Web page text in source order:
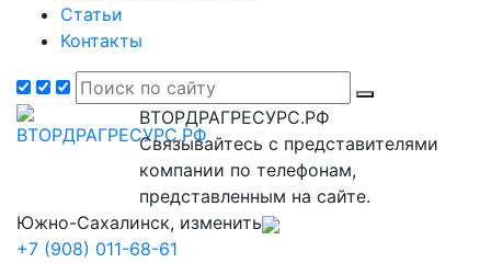
Статьи
Контакты
ВТОРДРАГРЕСУРС.РФ
Связывайтесь с представителями
компании по телефонам,
представленным на сайте.
Южно-Сахалинск, изменить
+7 (908) 011-68-61